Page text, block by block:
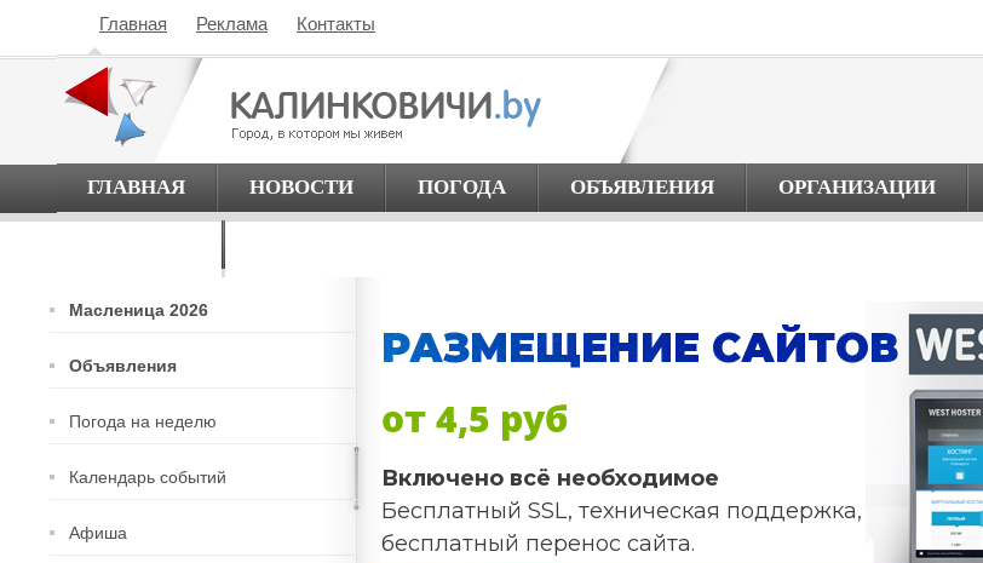
Главная Реклама Контакты
ГЛАВНАЯ НОВОСТИ ПОГОДА ОБЪЯВЛЕНИЯ ОРГАНИЗАЦИИ
Масленица 2026
Объявления
Погода на неделю
Календарь событий
Афиша
РАЗМЕЩЕНИЕ САЙТОВ
от 4,5 руб
Включено всё необходимое
Бесплатный SSL, техническая поддержка,
бесплатный перенос сайта.